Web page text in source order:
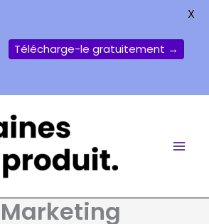
Télécharge-le gratuitement →
X